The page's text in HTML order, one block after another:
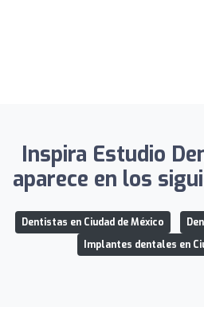
Inspira Estudio
aparece en los
Dentistas en Ciudad de México
Implantes dentales en